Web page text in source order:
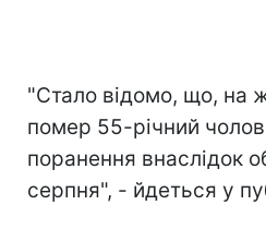
"Стало відомо, що, на
помер 55-річний
поранення внаслідок
серпня", - йдеться у